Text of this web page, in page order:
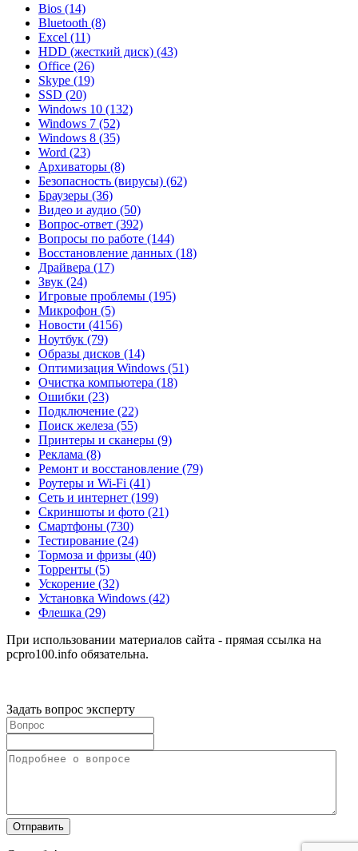
Bios (14)
Bluetooth (8)
Excel (11)
HDD (жесткий диск) (43)
Office (26)
Skype (19)
SSD (20)
Windows 10 (132)
Windows 7 (52)
Windows 8 (35)
Word (23)
Архиваторы (8)
Безопасность (вирусы) (62)
Браузеры (36)
Видео и аудио (50)
Вопрос-ответ (392)
Вопросы по работе (144)
Восстановление данных (18)
Драйвера (17)
Звук (24)
Игровые проблемы (195)
Микрофон (5)
Новости (4156)
Ноутбук (79)
Образы дисков (14)
Оптимизация Windows (51)
Очистка компьютера (18)
Ошибки (23)
Подключение (22)
Поиск железа (55)
Принтеры и сканеры (9)
Реклама (8)
Ремонт и восстановление (79)
Роутеры и Wi-Fi (41)
Сеть и интернет (199)
Скриншоты и фото (21)
Смартфоны (730)
Тестирование (24)
Тормоза и фризы (40)
Торренты (5)
Ускорение (32)
Установка Windows (42)
Флешка (29)
При использовании материалов сайта - прямая ссылка на
pcpro100.info обязательна.
Задать вопрос эксперту